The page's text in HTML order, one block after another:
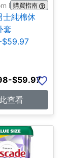
Rack
購買指南
士純棉休
套
$59.97
查看